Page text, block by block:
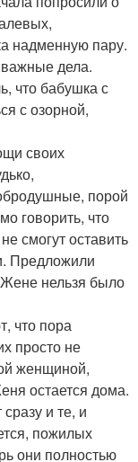
надменную пару.
дела.
что бабушка с
с озорной,
своих
порой
говорить, что
смогут оставить
Предложили
нельзя было
что пора
просто не
женщиной,
остается дома.
и те, и
пожилых
они полностью